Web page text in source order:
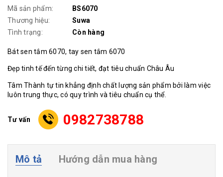
Mã sản phẩm:
BS6070
Thương hiệu:
Suwa
Tình trạng:
Còn hàng
Bát sen tắm 6070, tay sen tắm 6070
Đẹp tinh tế đến từng chi tiết, đạt tiêu chuẩn Châu Âu
Tâm Thành tự tin khẳng định chất lượng sản phẩm bởi làm việc
luôn trung thực, có quy trình và tiêu chuẩn cụ thể.
Tư vấn 0982738788
Mô tả Hướng dẫn mua hàng